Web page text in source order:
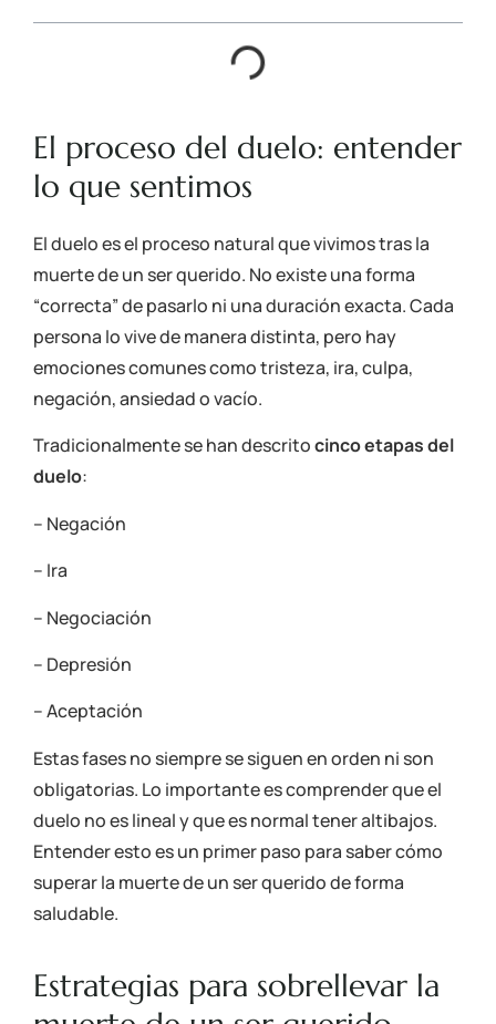
El proceso del duelo: entender
lo que sentimos
El duelo es el proceso natural que vivimos tras la
muerte de un ser querido. No existe una forma
“correcta” de pasarlo ni una duración exacta. Cada
persona lo vive de manera distinta, pero hay
emociones comunes como tristeza, ira, culpa,
negación, ansiedad o vacío.
Tradicionalmente se han descritocinco etapas del
duelo:
– Negación
– Ira
– Negociación
– Depresión
– Aceptación
Estas fases no siempre se siguen en orden ni son
obligatorias. Lo importante es comprender que el
duelo no es lineal y que es normal tener altibajos.
Entender esto es un primer paso para saber cómo
superar la muerte de un ser querido de forma
saludable.
Estrategias para sobrellevar la